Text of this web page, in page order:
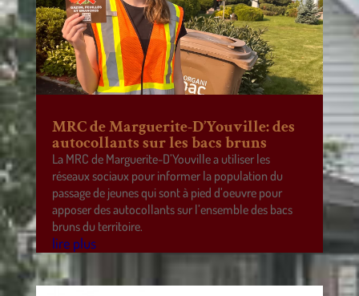
MRC de Marguerite-D’Youville: des
autocollants sur les bacs bruns
La MRC de Marguerite-D’Youville a utiliser les
réseaux sociaux pour informer la population du
passage de jeunes qui sont à pied d’oeuvre pour
apposer des autocollants sur l’ensemble des bacs
bruns du territoire.
lire plus